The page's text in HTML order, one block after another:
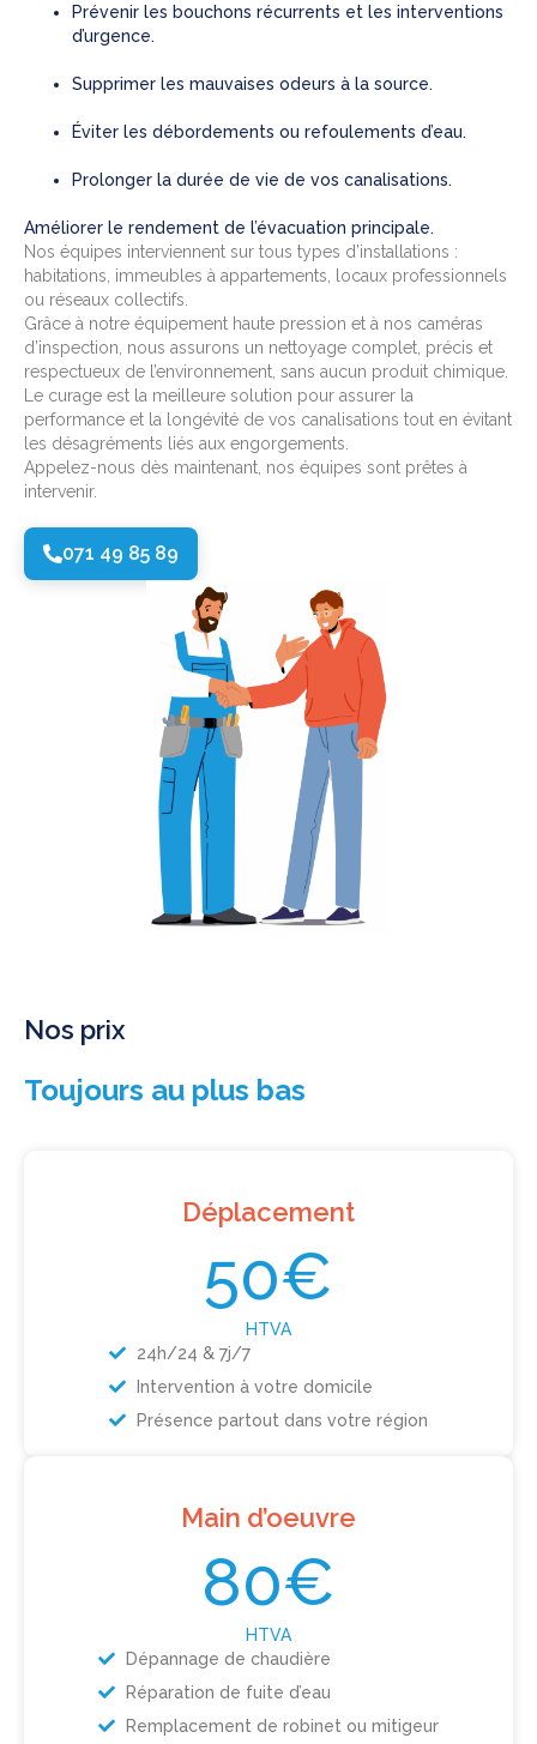
Prévenir les bouchons récurrents et les interventions
d’urgence.
Supprimer les mauvaises odeurs à la source.
Éviter les débordements ou refoulements d’eau.
Prolonger la durée de vie de vos canalisations.
Améliorer le rendement de l’évacuation principale.
Nos équipes interviennent sur tous types d’installations :
habitations, immeubles à appartements, locaux professionnels
ou réseaux collectifs.
Grâce à notre équipement haute pression et à nos caméras
d’inspection, nous assurons un nettoyage complet, précis et
respectueux de l’environnement, sans aucun produit chimique.
Le curage est la meilleure solution pour assurer la
performance et la longévité de vos canalisations tout en évitant
les désagréments liés aux engorgements.
Appelez-nous dès maintenant, nos équipes sont prêtes à
intervenir.
071 49 85 89
Nos prix
Toujours au plus bas
Déplacement
50€
HTVA
24h/24 & 7j/7
Intervention à votre domicile
Présence partout dans votre région
Main d’oeuvre
80€
HTVA
Dépannage de chaudière
Réparation de fuite d’eau
Remplacement de robinet ou mitigeur